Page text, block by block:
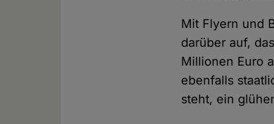
Mit Flyern und
darüber auf,
Millionen Euro
ebenfalls
steht, ein